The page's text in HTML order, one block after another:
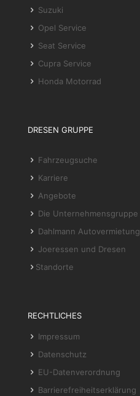
Suzuki
Opel Service
Seat Service
Cupra Service
Honda Motorrad
DRESEN GRUPPE
Fahrzeugsuche
Karriere
Angebote
Die Unternehmensgruppe
Dahlmann Autovermietung
Joeressen und Dresen
Standorte
RECHTLICHES
Impressum
Datenschutz
EU-Datenverordnung
Barrierefreiheitserklärung